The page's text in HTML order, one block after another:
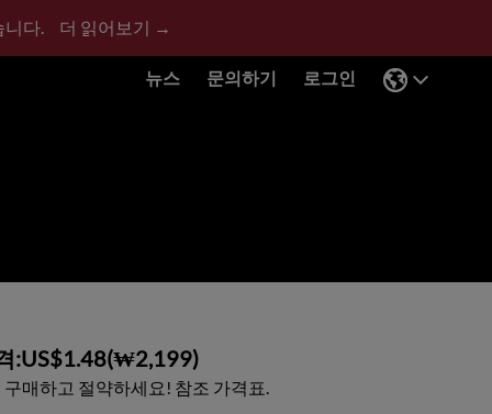
니다. 더 읽어보기 →
뉴스 문의하기 로그인
:US$1.48(₩2,199)
구매하고 절약하세요! 참조 가격표.